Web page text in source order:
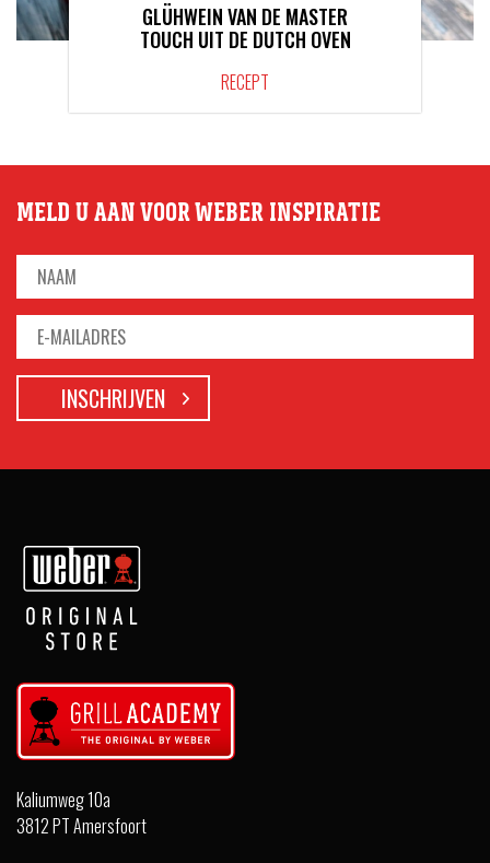
GLÜHWEIN VAN DE MASTER
TOUCH UIT DE DUTCH OVEN
RECEPT
MELD U AAN VOOR WEBER INSPIRATIE
Kaliumweg 10a
3812 PT Amersfoort